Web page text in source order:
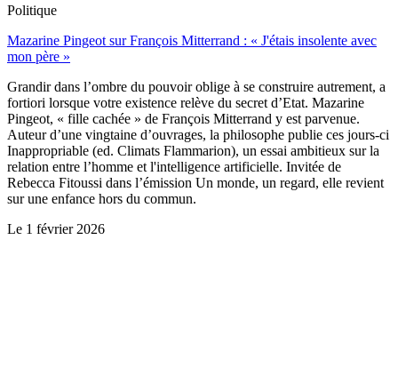
Politique
Mazarine Pingeot sur François Mitterrand : « J'étais insolente avec
mon père »
Grandir dans l’ombre du pouvoir oblige à se construire autrement, a
fortiori lorsque votre existence relève du secret d’Etat. Mazarine
Pingeot, « fille cachée » de François Mitterrand y est parvenue.
Auteur d’une vingtaine d’ouvrages, la philosophe publie ces jours-ci
Inappropriable (ed. Climats Flammarion), un essai ambitieux sur la
relation entre l’homme et l'intelligence artificielle. Invitée de
Rebecca Fitoussi dans l’émission Un monde, un regard, elle revient
sur une enfance hors du commun.
Le 1 février 2026